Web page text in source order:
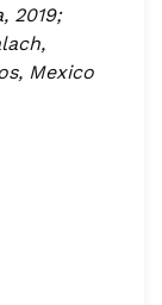
2019;
Mexico